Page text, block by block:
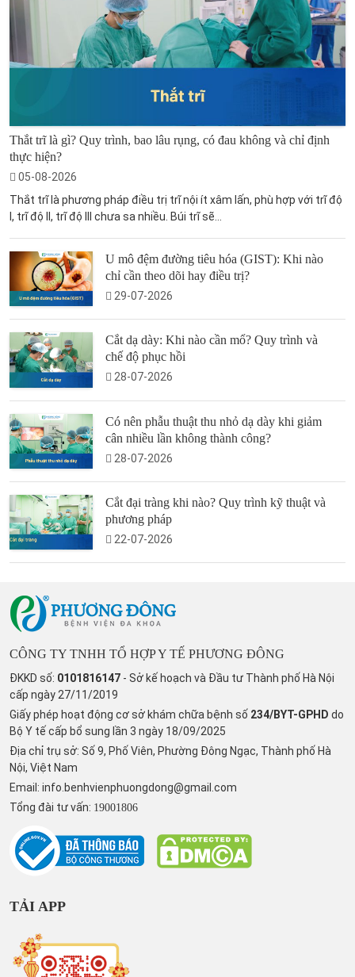
Thắt trĩ là gì? Quy trình, bao lâu rụng, có đau không và chỉ định
thực hiện?
05-08-2026
Thắt trĩ là phương pháp điều trị trĩ nội ít xâm lấn, phù hợp với trĩ độ
I, trĩ độ II, trĩ độ III chưa sa nhiều. Búi trĩ sẽ...
U mô đệm đường tiêu hóa (GIST): Khi nào
chỉ cần theo dõi hay điều trị?
29-07-2026
Cắt dạ dày: Khi nào cần mổ? Quy trình và
chế độ phục hồi
28-07-2026
Có nên phẫu thuật thu nhỏ dạ dày khi giảm
cân nhiều lần không thành công?
28-07-2026
Cắt đại tràng khi nào? Quy trình kỹ thuật và
phương pháp
22-07-2026
CÔNG TY TNHH TỔ HỢP Y TẾ PHƯƠNG ĐÔNG
ĐKKD số: 0101816147 - Sở kế hoạch và Đầu tư Thành phố Hà Nội
cấp ngày 27/11/2019
Giấy phép hoạt động cơ sở khám chữa bệnh số 234/BYT-GPHD do
Bộ Y tế cấp bổ sung lần 3 ngày 18/09/2025
Địa chỉ trụ sở: Số 9, Phố Viên, Phường Đông Ngạc, Thành phố Hà
Nội, Việt Nam
Email: info.benhvienphuongdong@gmail.com
Tổng đài tư vấn: 19001806
TẢI APP